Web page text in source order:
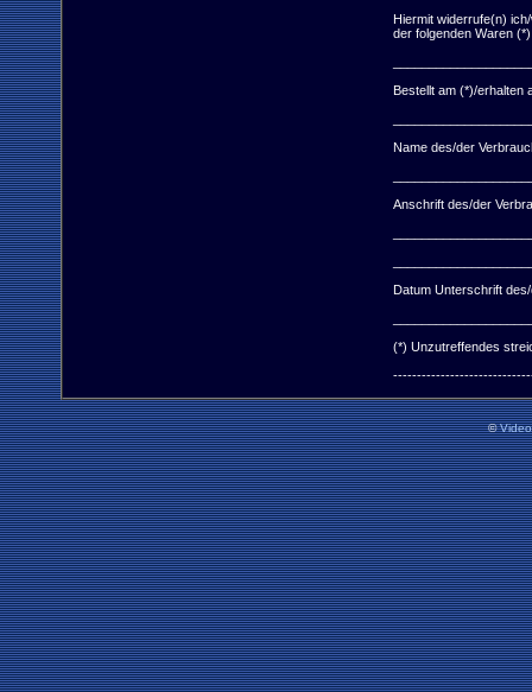
Hiermit widerrufe(n)
der folgenden Waren (*)
Bestellt am (*)/erhalten
Name des/der
Anschrift des/der
Datum Unterschrift
(*) Unzutreffendes
©